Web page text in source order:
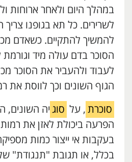
במהלך היום ולאחר ארוחות
לשרירים. כל תא בגופנו צריך
להמשיך להתקיים. כשאדם
הסוכר בדם עולה מיד וגורמת
לעבוד ולהעביר את הסוכר
הגוף השונים וכך לווסת את
סוכרת , על סוג יה השונים,
הפרעה ביכולת לאזן את
בעקבות אי ייצור כמות
בכלל, או תגובת "תנגודת"